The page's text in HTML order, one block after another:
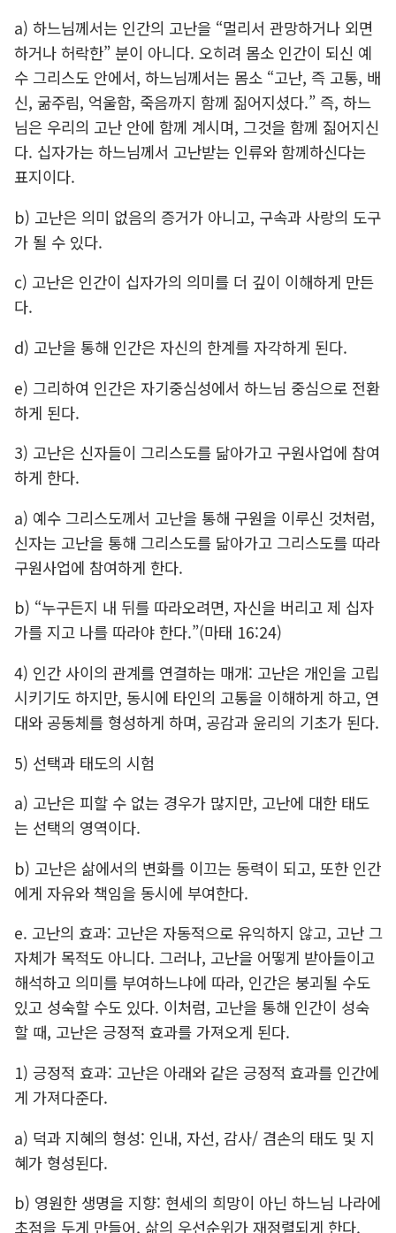
a) 하느님께서는 인간의 고난을 “멀리서 관망하거나 외면
하거나 허락한” 분이 아니다. 오히려 몸소 인간이 되신 예
수 그리스도 안에서, 하느님께서는 몸소 “고난, 즉 고통, 배
신, 굶주림, 억울함, 죽음까지 함께 짊어지셨다.” 즉, 하느
님은 우리의 고난 안에 함께 계시며, 그것을 함께 짊어지신
다. 십자가는 하느님께서 고난받는 인류와 함께하신다는
표지이다.
b) 고난은 의미 없음의 증거가 아니고, 구속과 사랑의 도구
가 될 수 있다.
c) 고난은 인간이 십자가의 의미를 더 깊이 이해하게 만든
다.
d) 고난을 통해 인간은 자신의 한계를 자각하게 된다.
e) 그리하여 인간은 자기중심성에서 하느님 중심으로 전환
하게 된다.
3) 고난은 신자들이 그리스도를 닮아가고 구원사업에 참여
하게 한다.
a) 예수 그리스도께서 고난을 통해 구원을 이루신 것처럼,
신자는 고난을 통해 그리스도를 닮아가고 그리스도를 따라
구원사업에 참여하게 한다.
b) “누구든지 내 뒤를 따라오려면, 자신을 버리고 제 십자
가를 지고 나를 따라야 한다.”(마태 16:24)
4) 인간 사이의 관계를 연결하는 매개: 고난은 개인을 고립
시키기도 하지만, 동시에 타인의 고통을 이해하게 하고, 연
대와 공동체를 형성하게 하며, 공감과 윤리의 기초가 된다.
5) 선택과 태도의 시험
a) 고난은 피할 수 없는 경우가 많지만, 고난에 대한 태도
는 선택의 영역이다.
b) 고난은 삶에서의 변화를 이끄는 동력이 되고, 또한 인간
에게 자유와 책임을 동시에 부여한다.
e. 고난의 효과: 고난은 자동적으로 유익하지 않고, 고난 그
자체가 목적도 아니다. 그러나, 고난을 어떻게 받아들이고
해석하고 의미를 부여하느냐에 따라, 인간은 붕괴될 수도
있고 성숙할 수도 있다. 이처럼, 고난을 통해 인간이 성숙
할 때, 고난은 긍정적 효과를 가져오게 된다.
1) 긍정적 효과: 고난은 아래와 같은 긍정적 효과를 인간에
게 가져다준다.
a) 덕과 지혜의 형성: 인내, 자선, 감사/ 겸손의 태도 및 지
혜가 형성된다.
b) 영원한 생명을 지향: 현세의 희망이 아닌 하느님 나라에
초점을 두게 만들어, 삶의 우선순위가 재정렬되게 한다.